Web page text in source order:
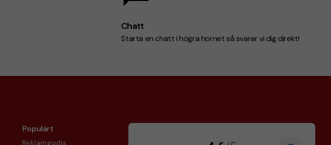
Chatt
Starta en chatt i högra hörnet så svarar vi dig direkt!
Populärt
Reklamgodis